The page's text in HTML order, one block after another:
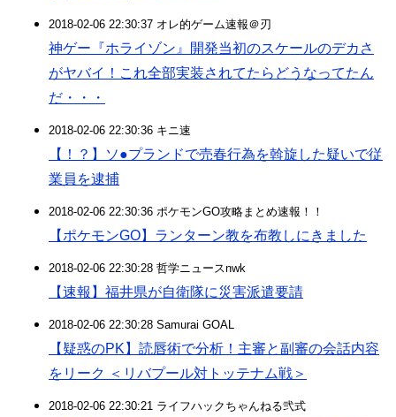
2018-02-06 22:30:37 オレ的ゲーム速報＠刃
神ゲー『ホライゾン』開発当初のスケールのデカさ
がヤバイ！これ全部実装されてたらどうなってたん
だ・・・
2018-02-06 22:30:36 キニ速
【！？】ソ●プランドで売春行為を斡旋した疑いで従
業員を逮捕
2018-02-06 22:30:36 ポケモンGO攻略まとめ速報！！
【ポケモンGO】ランターン教を布教しにきました
2018-02-06 22:30:28 哲学ニュースnwk
【速報】福井県が自衛隊に災害派遣要請
2018-02-06 22:30:28 Samurai GOAL
【疑惑のPK】読唇術で分析！主審と副審の会話内容
をリーク ＜リバプール対トッテナム戦＞
2018-02-06 22:30:21 ライフハックちゃんねる弐式